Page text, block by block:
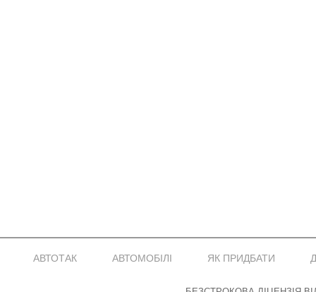
АВТОТАК АВТОМОБІЛІ ЯК ПРИДБАТИ